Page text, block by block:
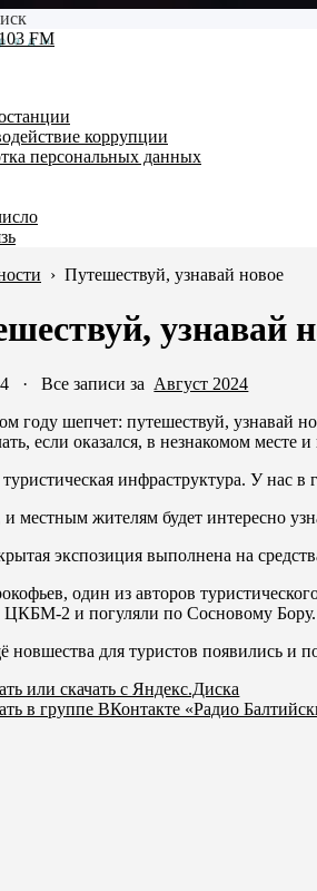
FM
коррупции
персональных данных
› Путешествуй, узнавай новое
узнавай
·Все записи за Август 2024
году шепчет: путешествуй, узнавай
если оказался, в незнакомом месте и
инфраструктура. У нас
местным жителям будет интересно
экспозиция выполнена на
один из авторов
ЦКБМ-2 и погуляли по Сосновому Бору.
новшества для туристов появились и
или скачать с Яндекс.Диска
в группе ВКонтакте «Радио